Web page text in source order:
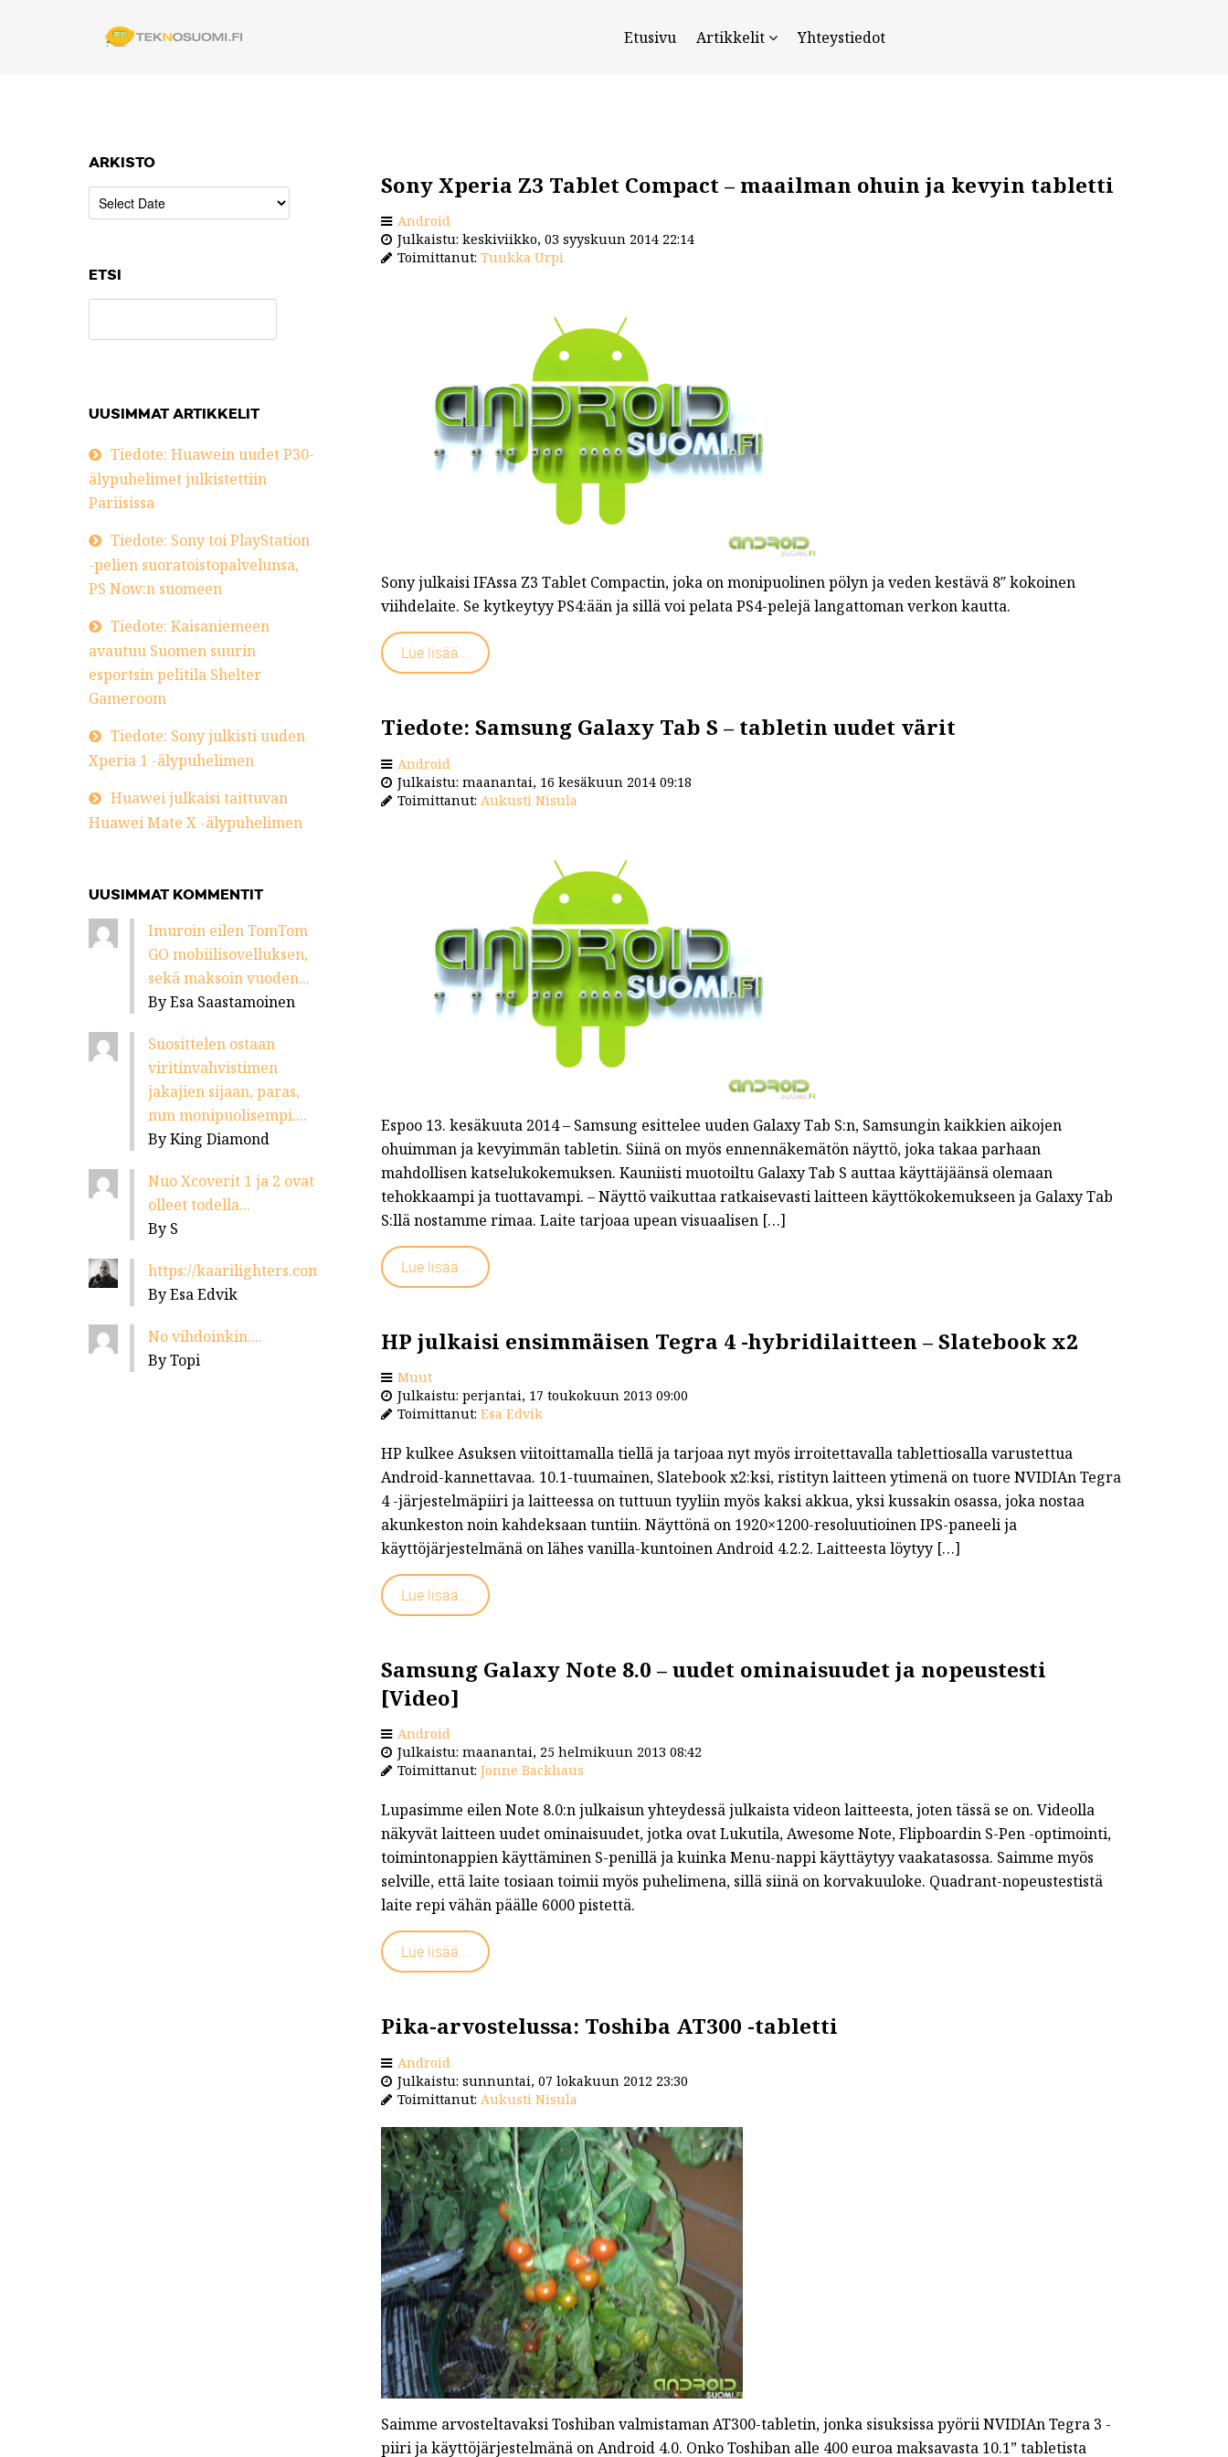
Etusivu Artikkelit Yhteystiedot
Sony Xperia Z3 Tablet Compact – maailman ohuin ja kevyin tabletti
Android
Julkaistu: keskiviikko, 03 syyskuun 2014 22:14
Toimittanut: Tuukka Urpi
Sony julkaisi IFAssa Z3 Tablet Compactin, joka on monipuolinen pölyn ja veden kestävä 8″ kokoinen
viihdelaite. Se kytkeytyy PS4:ään ja sillä voi pelata PS4-pelejä langattoman verkon kautta.
Lue lisää...
Tiedote: Samsung Galaxy Tab S – tabletin uudet värit
Android
Julkaistu: maanantai, 16 kesäkuun 2014 09:18
Toimittanut: Aukusti Nisula
Espoo 13. kesäkuuta 2014 – Samsung esittelee uuden Galaxy Tab S:n, Samsungin kaikkien aikojen
ohuimman ja kevyimmän tabletin. Siinä on myös ennennäkemätön näyttö, joka takaa parhaan
mahdollisen katselukokemuksen. Kauniisti muotoiltu Galaxy Tab S auttaa käyttäjäänsä olemaan
tehokkaampi ja tuottavampi. – Näyttö vaikuttaa ratkaisevasti laitteen käyttökokemukseen ja Galaxy Tab
S:llä nostamme rimaa. Laite tarjoaa upean visuaalisen […]
Lue lisää...
HP julkaisi ensimmäisen Tegra 4 -hybridilaitteen – Slatebook x2
Muut
Julkaistu: perjantai, 17 toukokuun 2013 09:00
Toimittanut: Esa Edvik
HP kulkee Asuksen viitoittamalla tiellä ja tarjoaa nyt myös irroitettavalla tablettiosalla varustettua
Android-kannettavaa. 10.1-tuumainen, Slatebook x2:ksi, ristityn laitteen ytimenä on tuore NVIDIAn Tegra
4 -järjestelmäpiiri ja laitteessa on tuttuun tyyliin myös kaksi akkua, yksi kussakin osassa, joka nostaa
akunkeston noin kahdeksaan tuntiin. Näyttönä on 1920×1200-resoluutioinen IPS-paneeli ja
käyttöjärjestelmänä on lähes vanilla-kuntoinen Android 4.2.2. Laitteesta löytyy […]
Lue lisää...
Samsung Galaxy Note 8.0 – uudet ominaisuudet ja nopeustesti
[Video]
Android
Julkaistu: maanantai, 25 helmikuun 2013 08:42
Toimittanut: Jonne Backhaus
Lupasimme eilen Note 8.0:n julkaisun yhteydessä julkaista videon laitteesta, joten tässä se on. Videolla
näkyvät laitteen uudet ominaisuudet, jotka ovat Lukutila, Awesome Note, Flipboardin S-Pen -optimointi,
toimintonappien käyttäminen S-penillä ja kuinka Menu-nappi käyttäytyy vaakatasossa. Saimme myös
selville, että laite tosiaan toimii myös puhelimena, sillä siinä on korvakuuloke. Quadrant-nopeustestistä
laite repi vähän päälle 6000 pistettä.
Lue lisää...
Pika-arvostelussa: Toshiba AT300 -tabletti
Android
Julkaistu: sunnuntai, 07 lokakuun 2012 23:30
Toimittanut: Aukusti Nisula
Saimme arvosteltavaksi Toshiban valmistaman AT300-tabletin, jonka sisuksissa pyörii NVIDIAn Tegra 3 -
piiri ja käyttöjärjestelmänä on Android 4.0. Onko Toshiban alle 400 euroa maksavasta 10.1” tabletista
ARKISTO
ETSI
UUSIMMAT ARTIKKELIT
Tiedote: Huawein uudet P30-
älypuhelimet julkistettiin
Pariisissa
Tiedote: Sony toi PlayStation
-pelien suoratoistopalvelunsa,
PS Now:n suomeen
Tiedote: Kaisaniemeen
avautuu Suomen suurin
esportsin pelitila Shelter
Gameroom
Tiedote: Sony julkisti uuden
Xperia 1 -älypuhelimen
Huawei julkaisi taittuvan
Huawei Mate X -älypuhelimen
UUSIMMAT KOMMENTIT
Imuroin eilen TomTom
GO mobiilisovelluksen,
sekä maksoin vuoden...
By Esa Saastamoinen
Suosittelen ostaan
viritinvahvistimen
jakajien sijaan, paras,
mm monipuolisempi....
By King Diamond
Nuo Xcoverit 1 ja 2 ovat
olleet todella...
By S
https://kaarilighters.com/jalleenmyyjat/...
By Esa Edvik
No vihdoinkin....
By Topi